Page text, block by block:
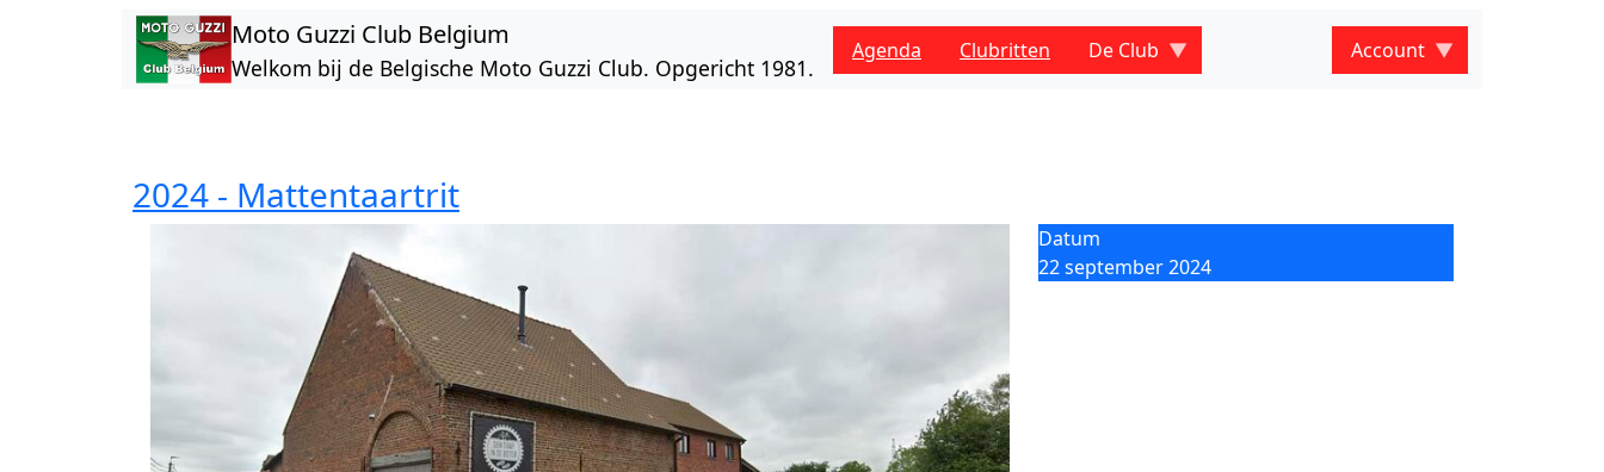
Overslaan en naar de inhoud gaan
Moto Guzzi Club Belgium
Welkom bij de Belgische Moto Guzzi Club. Opgericht 1981.
Agenda Clubritten De Club Account
2024 - Mattentaartrit
Datum
22 september 2024